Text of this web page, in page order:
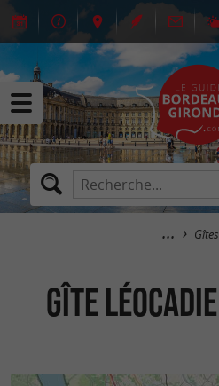
Gîtes
Gîte Léocadie